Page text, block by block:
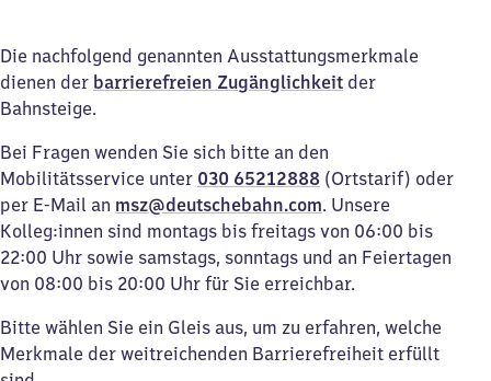
Die nachfolgend genannten Ausstattungsmerkmale
dienen der barrierefreien Zugänglichkeit der
Bahnsteige.
Bei Fragen wenden Sie sich bitte an den
Mobilitätsservice unter 030 65212888 (Ortstarif) oder
per E-Mail an msz@deutschebahn.com. Unsere
Kolleg:innen sind montags bis freitags von 06:00 bis
22:00 Uhr sowie samstags, sonntags und an Feiertagen
von 08:00 bis 20:00 Uhr für Sie erreichbar.
Bitte wählen Sie ein Gleis aus, um zu erfahren, welche
Merkmale der weitreichenden Barrierefreiheit erfüllt